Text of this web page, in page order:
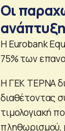
Οι
Η Eurobank
75% των
Η ΓΕΚ ΤΕΡΝΑ
διαθέτοντας
τιμολογιακή
πληθωρισμού,